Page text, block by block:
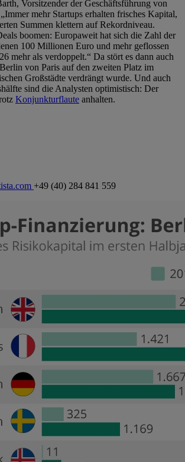
Vorsitzender der Geschäftsführung von
mehr Startups erhalten frisches Kapital,
Summen klettern auf Rekordniveau.
boomen: Europaweit hat sich die Zahl der
100 Millionen Euro und mehr geflossen
mehr als verdoppelt.“ Da stört es dann auch
von Paris auf den zweiten Platz im
Großstädte verdrängt wurde. Und auch
sind die Analysten optimistisch: Der
Konjunkturflaute anhalten.
+49 (40) 284 841 559